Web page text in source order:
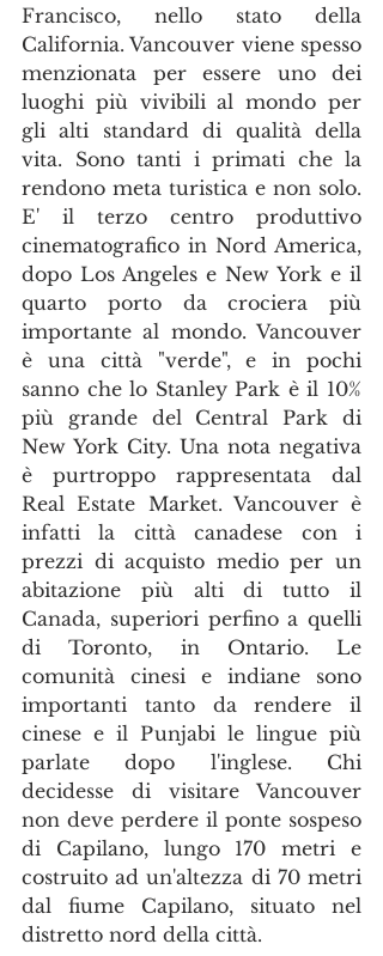
Francisco, nello stato della
California. Vancouver viene spesso
menzionata per essere uno dei
luoghi più vivibili al mondo per
gli alti standard di qualità della
vita. Sono tanti i primati che la
rendono meta turistica e non solo.
E' il terzo centro produttivo
cinematografico in Nord America,
dopo Los Angeles e New York e il
quarto porto da crociera più
importante al mondo. Vancouver
è una città "verde", e in pochi
sanno che lo Stanley Park è il 10%
più grande del Central Park di
New York City. Una nota negativa
è purtroppo rappresentata dal
Real Estate Market. Vancouver è
infatti la città canadese con i
prezzi di acquisto medio per un
abitazione più alti di tutto il
Canada, superiori perfino a quelli
di Toronto, in Ontario. Le
comunità cinesi e indiane sono
importanti tanto da rendere il
cinese e il Punjabi le lingue più
parlate dopo l'inglese. Chi
decidesse di visitare Vancouver
non deve perdere il ponte sospeso
di Capilano, lungo 170 metri e
costruito ad un'altezza di 70 metri
dal fiume Capilano, situato nel
distretto nord della città.